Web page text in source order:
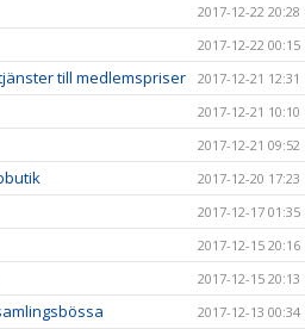
2017-12-22 20:28
2017-12-22 00:15
till medlemspriser 2017-12-21 12:31
2017-12-21 10:10
2017-12-21 09:52
2017-12-20 17:23
2017-12-17 01:35
2017-12-15 20:16
2017-12-15 20:13
2017-12-13 00:34